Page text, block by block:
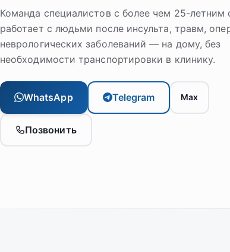
Команда специалистов с более чем 25-летним
работает с людьми после инсульта, травм,
неврологических заболеваний — на дому, без
необходимости транспортировки в клинику.
WhatsApp Telegram Max
Позвонить